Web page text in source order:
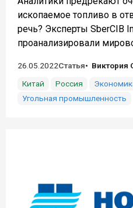
ископаемое топливо в
речь? Эксперты SberCIB
проанализировали
26.05.2022Статья
Виктория
Китай
Россия
Угольная промышленность